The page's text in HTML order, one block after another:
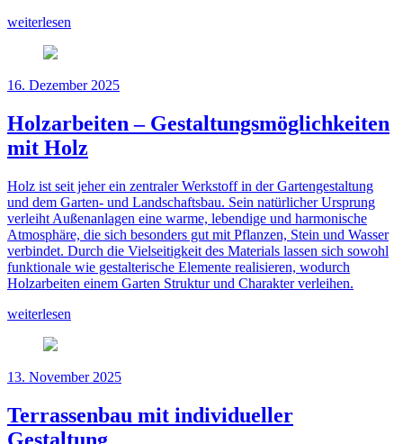
weiterlesen
16. Dezember 2025
Holzarbeiten – Gestaltungsmöglichkeiten
mit Holz
Holz ist seit jeher ein zentraler Werkstoff in der Gartengestaltung
und dem Garten‑ und Landschaftsbau. Sein natürlicher Ursprung
verleiht Außenanlagen eine warme, lebendige und harmonische
Atmosphäre, die sich besonders gut mit Pflanzen, Stein und Wasser
verbindet. Durch die Vielseitigkeit des Materials lassen sich sowohl
funktionale wie gestalterische Elemente realisieren, wodurch
Holzarbeiten einem Garten Struktur und Charakter verleihen.
weiterlesen
13. November 2025
Terrassenbau mit individueller
Gestaltung